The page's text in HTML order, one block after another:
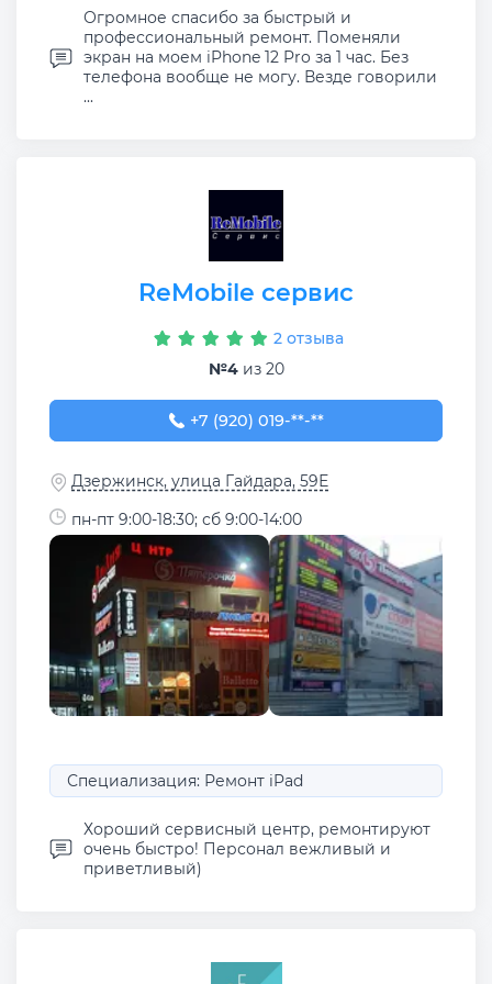
Огромное спасибо за быстрый и
профессиональный ремонт. Поменяли
экран на моем iPhone 12 Pro за 1 час. Без
телефона вообще не могу. Везде говорили
...
ReMobile сервис
2 отзыва
№4из 20
+7 (920) 019-55-86
+7 (920) 019-**-**
Дзержинск, улица Гайдара, 59Е
пн-пт 9:00-18:30; сб 9:00-14:00
Специализация: Ремонт iPad
Хороший сервисный центр, ремонтируют
очень быстро! Персонал вежливый и
приветливый)